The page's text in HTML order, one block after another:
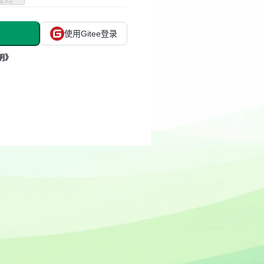
使用Gitee登录
》